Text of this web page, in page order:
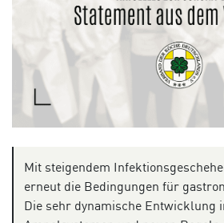
Mit steigendem
erneut die Bedingungen für
Die sehr dynamische Entwicklung